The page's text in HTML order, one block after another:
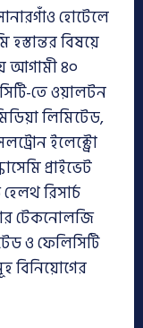
হোটেলে
বিষয়ে
আগামী ৪০
তে ওয়ালটন
লিমিটেড,
ইলেক্ট্রো
প্রাইভেট
রিসার্চ
টেকনোলজি
ও ফেলিসিটি
বিনিয়োগের